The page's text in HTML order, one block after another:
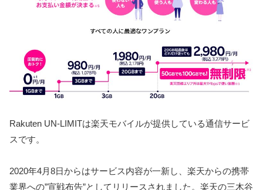
Rakuten UN-LIMITは楽天モバイルが提供している通信サービ
スです。
2020年4月8日からはサービス内容が一新し、楽天からの携帯
業界への”宣戦布告”としてリリースされました。楽天の三木谷